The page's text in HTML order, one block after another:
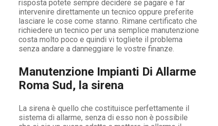
risposta potete sempre decidere se pagare e far
intervenire direttamente un tecnico oppure preferite
lasciare le cose come stanno. Rimane certificato che
richiedere un tecnico per una semplice manutenzione
costa molto poco e quindi vi togliete il problema
senza andare a danneggiare le vostre finanze.
Manutenzione Impianti Di Allarme
Roma Sud, la sirena
La sirena è quello che costituisce perfettamente il
sistema di allarme, senza di esso non è possibile